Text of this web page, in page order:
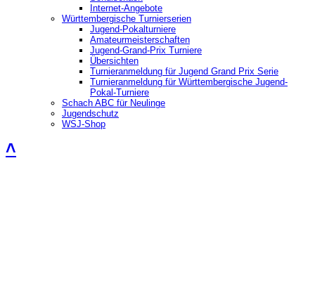
Internet-Angebote
Württembergische Turnierserien
Jugend-Pokalturniere
Amateurmeisterschaften
Jugend-Grand-Prix Turniere
Übersichten
Turnieranmeldung für Jugend Grand Prix Serie
Turnieranmeldung für Württembergische Jugend-
Pokal-Turniere
Schach ABC für Neulinge
Jugendschutz
WSJ-Shop
˄